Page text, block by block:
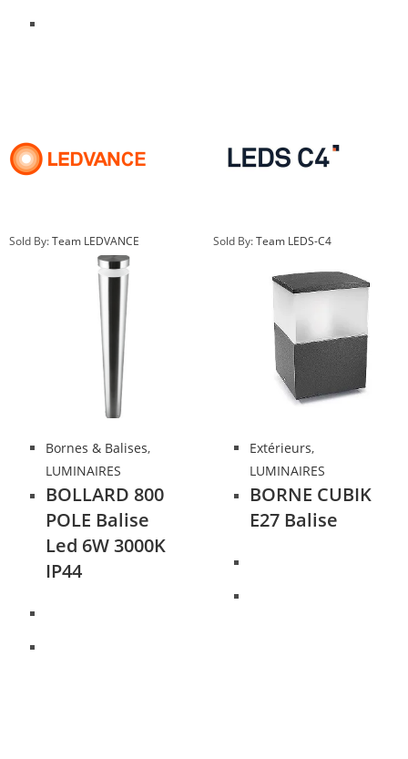
Sold By:Team LEDVANCE
Bornes & Balises,
LUMINAIRES
BOLLARD 800
POLE Balise
Led 6W 3000K
IP44
Sold By:Team LEDS-C4
Extérieurs,
LUMINAIRES
BORNE CUBIK
E27 Balise